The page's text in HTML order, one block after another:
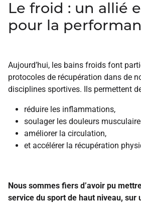
Le froid : un allié
pour la
Aujourd’hui, les bains froids font
protocoles de récupération dans de
disciplines sportives. Ils permettent
réduire les inflammations,
soulager les douleurs
améliorer la circulation,
et accélérer la récupération
Nous sommes fiers d’avoir pu
service du sport de haut niveau, sur